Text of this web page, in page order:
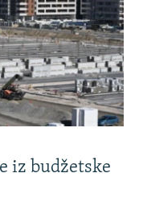
iz budžetske